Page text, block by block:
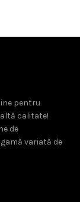
pentru
calitate!
de
variată de